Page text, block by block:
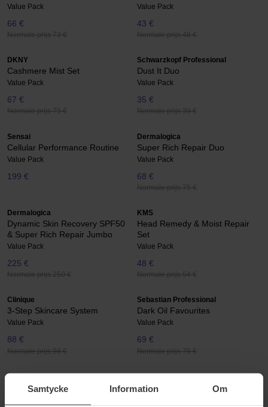
Samtycke Information Om
Value Pack
66 €
Normale prijs 73 €
Value Pack
43 €
Normale prijs 48 €
DKNY
Cashmere Mist Set
Value Pack
67 €
Normale prijs 75 €
Schwarzkopf Professional
Dust It Duo
Value Pack
35 €
Normale prijs 39 €
Sensai
Cellular Performance Routine
Value Pack
199 €
Dermalogica
Super Rich Repair Duo
Value Pack
68 €
Normale prijs 75 €
Dermalogica
Dynamic Skin Recovery SPF50
& Super Rich Repair Jumbo
Value Pack
225 €
Normale prijs 250 €
KMS
Head Remedy & Moist Repair
Set
Value Pack
48 €
Normale prijs 54 €
Clinique
3-Step Skincare System
Value Pack
88 €
Normale prijs 98 €
Sebastian Professional
Dark Oil Favourites
Value Pack
69 €
Normale prijs 76 €
Joico
Moisture Recovery Set
Nioxin
Anti-Hairloss Serum Set